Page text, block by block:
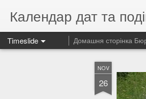
Календар дат та
Timeslide Домашня сторінка
NOV
26